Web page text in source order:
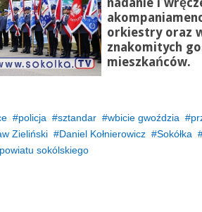
nadanie i
orkiestry oraz
znakomitych
mieszkańców.
policja sztandar wbicie gwoździa
Zieliński Daniel Kołnierowicz Sokółka
sokólskiego